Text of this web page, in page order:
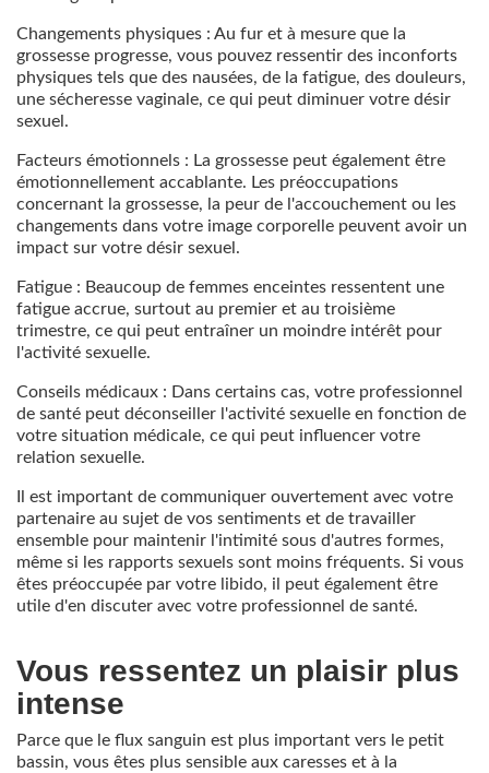
Changements physiques : Au fur et à mesure que la
grossesse progresse, vous pouvez ressentir des inconforts
physiques tels que des nausées, de la fatigue, des douleurs,
une sécheresse vaginale, ce qui peut diminuer votre désir
sexuel.
Facteurs émotionnels : La grossesse peut également être
émotionnellement accablante. Les préoccupations
concernant la grossesse, la peur de l'accouchement ou les
changements dans votre image corporelle peuvent avoir un
impact sur votre désir sexuel.
Fatigue : Beaucoup de femmes enceintes ressentent une
fatigue accrue, surtout au premier et au troisième
trimestre, ce qui peut entraîner un moindre intérêt pour
l'activité sexuelle.
Conseils médicaux : Dans certains cas, votre professionnel
de santé peut déconseiller l'activité sexuelle en fonction de
votre situation médicale, ce qui peut influencer votre
relation sexuelle.
Il est important de communiquer ouvertement avec votre
partenaire au sujet de vos sentiments et de travailler
ensemble pour maintenir l'intimité sous d'autres formes,
même si les rapports sexuels sont moins fréquents. Si vous
êtes préoccupée par votre libido, il peut également être
utile d'en discuter avec votre professionnel de santé.
Vous ressentez un plaisir plus
intense
Parce que le flux sanguin est plus important vers le petit
bassin, vous êtes plus sensible aux caresses et à la